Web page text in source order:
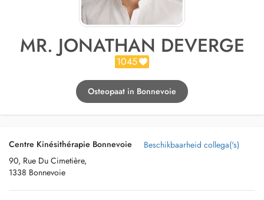
MR. JONATHAN DEVERGE
1045
Osteopaat in Bonnevoie
Centre Kinésithérapie Bonnevoie
90, Rue Du Cimetière,
1338 Bonnevoie
Beschikbaarheid collega('s)